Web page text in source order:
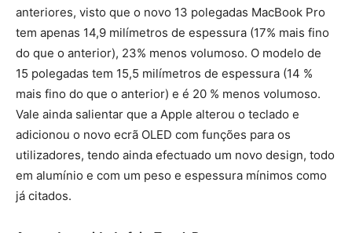
anteriores, visto que o novo 13 polegadas MacBook Pro
tem apenas 14,9 milímetros de espessura (17% mais fino
do que o anterior), 23% menos volumoso. O modelo de
15 polegadas tem 15,5 milímetros de espessura (14 %
mais fino do que o anterior) e é 20 % menos volumoso.
Vale ainda salientar que a Apple alterou o teclado e
adicionou o novo ecrã OLED com funções para os
utilizadores, tendo ainda efectuado um novo design, todo
em alumínio e com um peso e espessura mínimos como
já citados.